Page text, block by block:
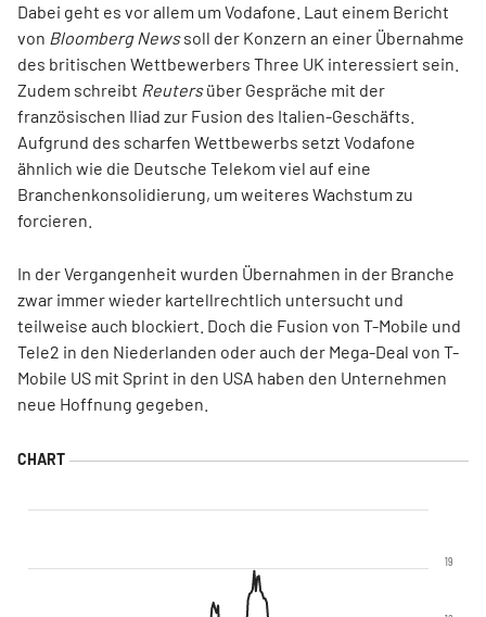
Dabei geht es vor allem um Vodafone. Laut einem Bericht
von Bloomberg Newssoll der Konzern an einer Übernahme
des britischen Wettbewerbers Three UK interessiert sein.
Zudem schreibt Reutersüber Gespräche mit der
französischen Iliad zur Fusion des Italien-Geschäfts.
Aufgrund des scharfen Wettbewerbs setzt Vodafone
ähnlich wie die Deutsche Telekom viel auf eine
Branchenkonsolidierung, um weiteres Wachstum zu
forcieren.
In der Vergangenheit wurden Übernahmen in der Branche
zwar immer wieder kartellrechtlich untersucht und
teilweise auch blockiert. Doch die Fusion von T-Mobile und
Tele2 in den Niederlanden oder auch der Mega-Deal von T-
Mobile US mit Sprint in den USA haben den Unternehmen
neue Hoffnung gegeben.
19